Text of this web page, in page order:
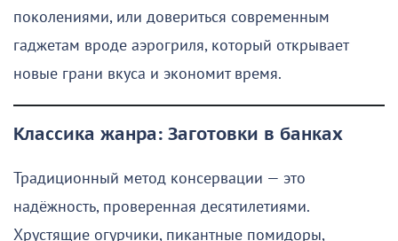
поколениями, или довериться современным
гаджетам вроде аэрогриля, который открывает
новые грани вкуса и экономит время.
Классика жанра: Заготовки в банках
Традиционный метод консервации — это
надёжность, проверенная десятилетиями.
Хрустящие огурчики, пикантные помидоры,